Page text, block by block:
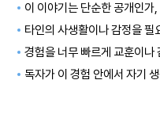
이 이야기는 단순한 공개인가
타인의 사생활이나 감정을
경험을 너무 빠르게 교훈이나
독자가 이 경험 안에서 자기